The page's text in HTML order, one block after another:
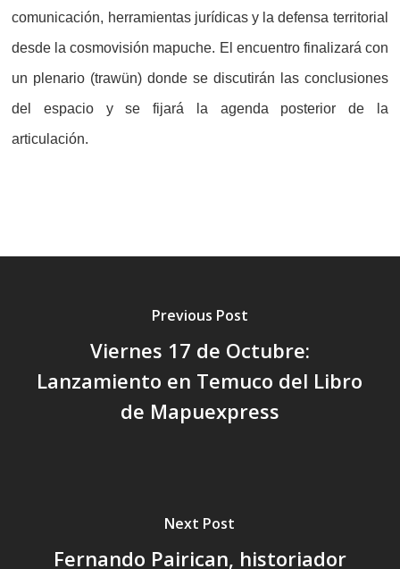
comunicación, herramientas jurídicas y la defensa territorial
desde la cosmovisión mapuche. El encuentro finalizará con
un plenario (trawün) donde se discutirán las conclusiones
del espacio y se fijará la agenda posterior de la
articulación.
Previous Post
Viernes 17 de Octubre:
Lanzamiento en Temuco del Libro
de Mapuexpress
Next Post
Fernando Pairican, historiador